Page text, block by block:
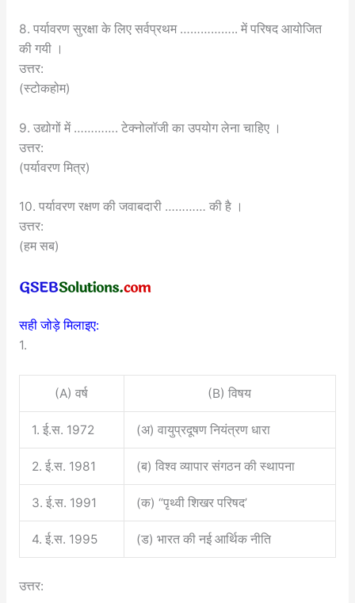
8. पर्यावरण सुरक्षा के लिए सर्वप्रथम …………….. में परिषद आयोजित
की गयी ।
उत्तर:
(स्टोकहोम)
9. उद्योगों में …………. टेक्नोलॉजी का उपयोग लेना चाहिए ।
उत्तर:
(पर्यावरण मित्र)
10. पर्यावरण रक्षण की जवाबदारी ………… की है ।
उत्तर:
(हम सब)
सही जोड़े मिलाइए:
1.
(A) वर्ष (B) विषय
1. ई.स. 1972 (अ) वायुप्रदूषण नियंत्रण धारा
2. ई.स. 1981 (ब) विश्व व्यापार संगठन की स्थापना
3. ई.स. 1991 (क) “पृथ्वी शिखर परिषद’
4. ई.स. 1995 (ड) भारत की नई आर्थिक नीति
उत्तर: